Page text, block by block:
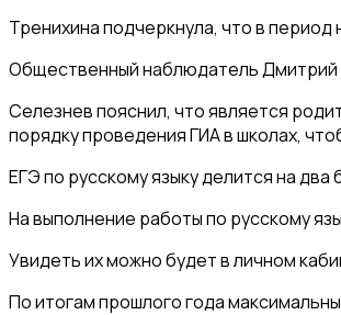
Тренихина подчеркнула, что в
Общественный наблюдатель Дмитрий
Селезнев пояснил, что является
порядку проведения ГИА в школах,
ЕГЭ по русскому языку делится на
На выполнение работы по русскому
Увидеть их можно будет в личном
По итогам прошлого года